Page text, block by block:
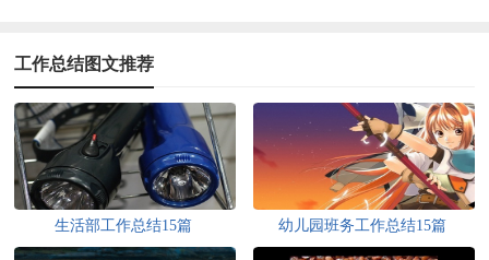
工作总结图文推荐
生活部工作总结15篇 幼儿园班务工作总结15篇